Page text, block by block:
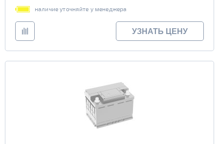
наличие уточняйте у менеджера
УЗНАТЬ ЦЕНУ